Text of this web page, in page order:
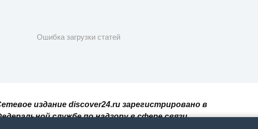
Ошибка загрузки статей
издание discover24.ru зарегистрировано в
службе по надзору в сфере связи,